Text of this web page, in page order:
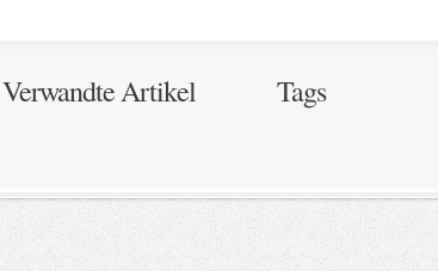
Verwandte Artikel Tags